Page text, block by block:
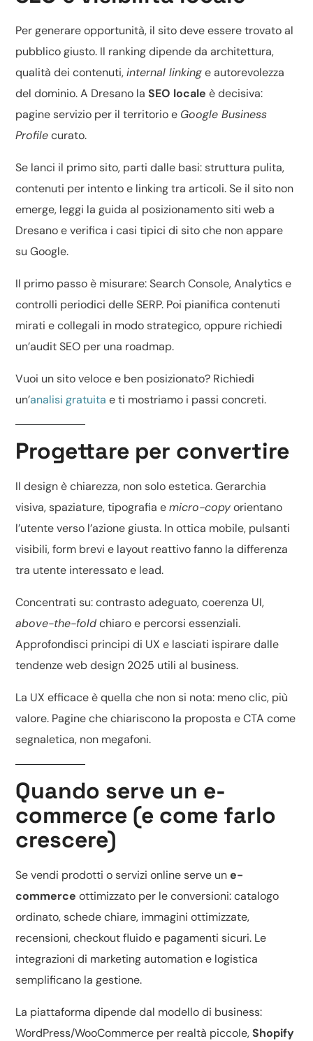
Per generare opportunità, il sito deve essere trovato al
pubblico giusto. Il ranking dipende da architettura,
qualità dei contenuti,internal linkinge autorevolezza
del dominio. A Dresano laSEO locale è decisiva:
pagine servizio per il territorio e Google Business
Profilecurato.
Se lanci il primo sito, parti dalle basi: struttura pulita,
contenuti per intento e linking tra articoli. Se il sito non
emerge, leggi la guida al posizionamento siti web a
Dresanoe verifica i casi tipici disito che non appare
su Google.
Il primo passo è misurare: Search Console, Analytics e
controlli periodici delle SERP. Poi pianifica contenuti
mirati e collegali in modo strategico, oppure richiedi
un’audit SEO per una roadmap.
Vuoi un sito veloce e ben posizionato? Richiedi
un’analisi gratuita e ti mostriamo i passi concreti.
Progettare per convertire
Il design è chiarezza, non solo estetica. Gerarchia
visiva, spaziature, tipografia emicro-copyorientano
l’utente verso l’azione giusta. In ottica mobile, pulsanti
visibili, form brevi e layout reattivo fanno la differenza
tra utente interessato e lead.
Concentrati su: contrasto adeguato, coerenza UI,
above-the-foldchiaro e percorsi essenziali.
Approfondisci principi di UX e lasciati ispirare dalle
tendenze web design 2025 utili al business.
La UX efficace è quella che non si nota: meno clic, più
valore. Pagine che chiariscono la proposta e CTA come
segnaletica, non megafoni.
Quando serve un e-
commerce (e come farlo
crescere)
Se vendi prodotti o servizi online serve une-
commerce ottimizzato per le conversioni: catalogo
ordinato, schede chiare, immagini ottimizzate,
recensioni, checkout fluido e pagamenti sicuri. Le
integrazioni di marketing automation e logistica
semplificano la gestione.
La piattaforma dipende dal modello di business:
WordPress/WooCommerce per realtà piccole,Shopify